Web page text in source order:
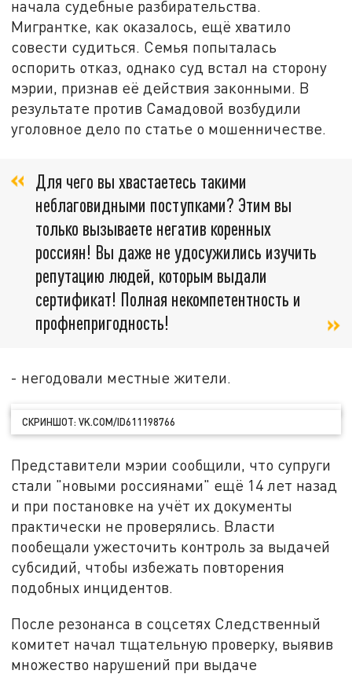
начала судебные разбирательства.
Мигрантке, как оказалось, ещё хватило
совести судиться. Семья попыталась
оспорить отказ, однако суд встал на сторону
мэрии, признав её действия законными. В
результате против Самадовой возбудили
уголовное дело по статье о мошенничестве.
Для чего вы хвастаетесь такими
неблаговидными поступками? Этим вы
только вызываете негатив коренных
россиян! Вы даже не удосужились изучить
репутацию людей, которым выдали
сертификат! Полная некомпетентность и
профнепригодность!
- негодовали местные жители.
СКРИНШОТ: VK.COM/ID611198766
Представители мэрии сообщили, что супруги
стали "новыми россиянами" ещё 14 лет назад
и при постановке на учёт их документы
практически не проверялись. Власти
пообещали ужесточить контроль за выдачей
субсидий, чтобы избежать повторения
подобных инцидентов.
После резонанса в соцсетях Следственный
комитет начал тщательную проверку, выявив
множество нарушений при выдаче